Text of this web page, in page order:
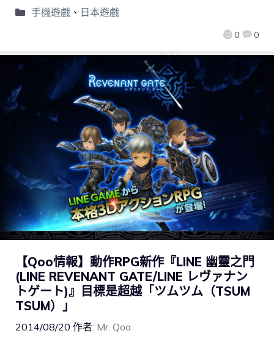
0 0
手機遊戲、 日本遊戲
【Qoo情報】動作RPG新作『LINE 幽靈之門
(LINE REVENANT GATE/LINE レヴァナン
トゲート)』目標是超越「ツムツム（TSUM
TSUM）」
2014/08/20 作者: Mr. Qoo